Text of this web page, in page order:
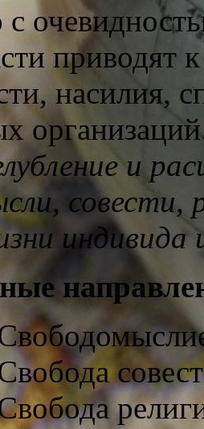
с
приводят
насилия,
и
совести,
индивида